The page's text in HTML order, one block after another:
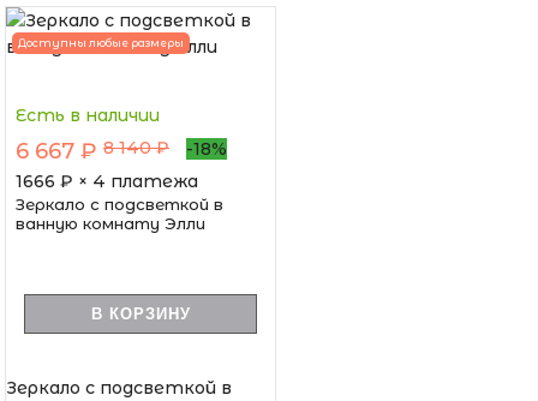
Доступны любые размеры
Есть в наличии
6 667 ₽ 8 140 ₽
-18%
1666 ₽ × 4 платежа
Зеркало с подсветкой в
ванную комнату Элли
В КОРЗИНУ
Зеркало с подсветкой в